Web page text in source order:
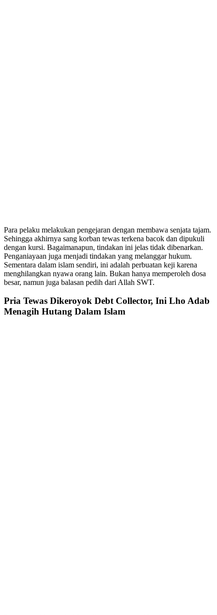
Para pelaku melakukan pengejaran dengan membawa senjata tajam.
Sehingga akhirnya sang korban tewas terkena bacok dan dipukuli
dengan kursi. Bagaimanapun, tindakan ini jelas tidak dibenarkan.
Penganiayaan juga menjadi tindakan yang melanggar hukum.
Sementara dalam islam sendiri, ini adalah perbuatan keji karena
menghilangkan nyawa orang lain. Bukan hanya memperoleh dosa
besar, namun juga balasan pedih dari Allah SWT.
Pria Tewas Dikeroyok Debt Collector, Ini Lho Adab
Menagih Hutang Dalam Islam